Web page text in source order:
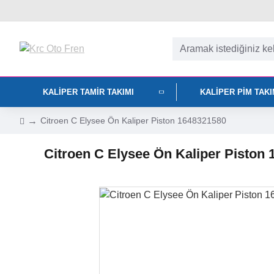
KALIPER TAMIR TAKIMI KALIPER PIM
Citroen C Elysee Ön Kaliper Piston 1648321580
Citroen C Elysee Ön Kaliper Piston